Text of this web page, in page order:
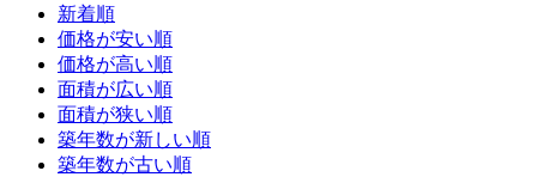
新着順
価格が安い順
価格が高い順
面積が広い順
面積が狭い順
築年数が新しい順
築年数が古い順